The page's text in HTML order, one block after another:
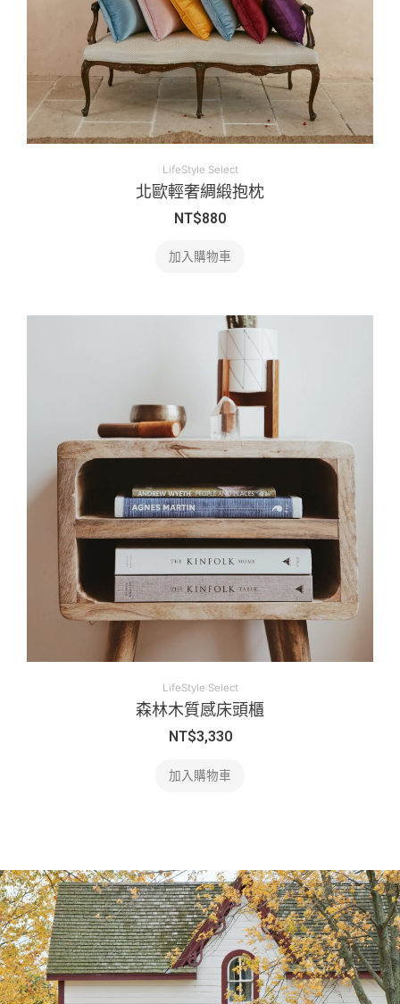
LifeStyle Select
北歐輕奢綢緞抱枕
NT$880
加入購物車
LifeStyle Select
森林木質感床頭櫃
NT$3,330
加入購物車